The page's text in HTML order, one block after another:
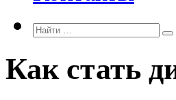
Как стать